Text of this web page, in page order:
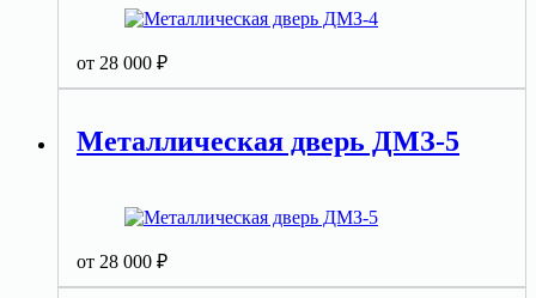
от 28 000 ₽
Металлическая дверь ДМЗ-5
от 28 000 ₽